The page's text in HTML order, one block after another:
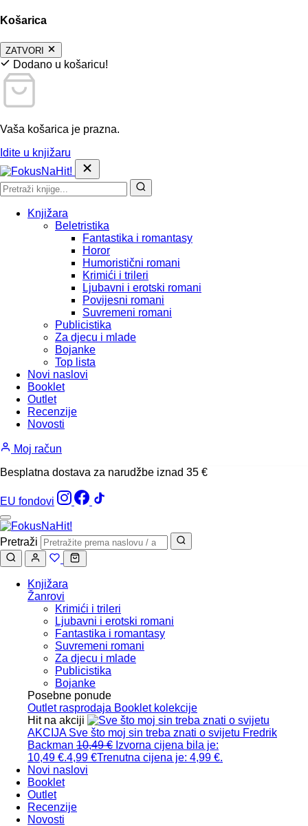
Košarica
ZATVORI
Dodano u košaricu!
Vaša košarica je prazna.
Idite u knjižaru
Knjižara
Beletristika
Fantastika i romantasy
Horor
Humoristični romani
Krimići i trileri
Ljubavni i erotski romani
Povijesni romani
Suvremeni romani
Publicistika
Za djecu i mlade
Bojanke
Top lista
Novi naslovi
Booklet
Outlet
Recenzije
Novosti
Moj račun
Besplatna dostava za narudžbe iznad 35 €
EU fondovi
Pretraži
Knjižara
Žanrovi
Krimići i trileri
Ljubavni i erotski romani
Fantastika i romantasy
Suvremeni romani
Za djecu i mlade
Publicistika
Bojanke
Posebne ponude
Outlet rasprodaja Booklet kolekcije
Hit na akciji
AKCIJA Sve što moj sin treba znati o svijetu Fredrik
Backman 10,49€ Izvorna cijena bila je:
10,49 €.4,99 €Trenutna cijena je: 4,99 €.
Novi naslovi
Booklet
Outlet
Recenzije
Novosti